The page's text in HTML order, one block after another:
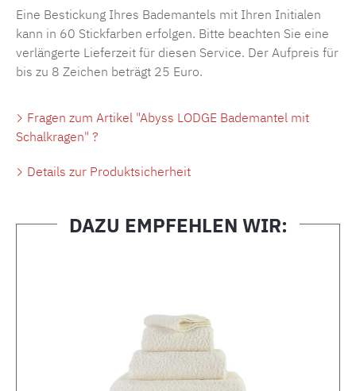
Eine Bestickung Ihres Bademantels mit Ihren Initialen
kann in 60 Stickfarben erfolgen. Bitte beachten Sie eine
verlängerte Lieferzeit für diesen Service. Der Aufpreis für
bis zu 8 Zeichen beträgt 25 Euro.
Fragen zum Artikel "Abyss LODGE Bademantel mit
Schalkragen" ?
Details zur Produktsicherheit
DAZU EMPFEHLEN WIR: